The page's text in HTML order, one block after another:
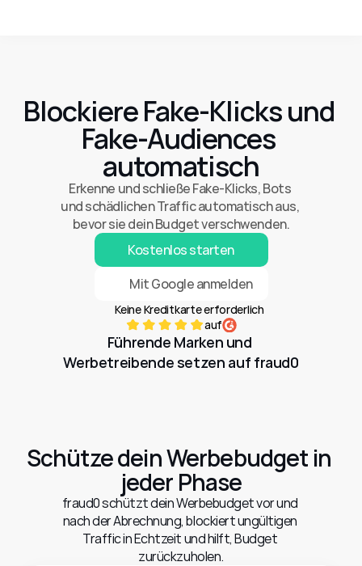
Blockiere Fake-Klicks und
Fake-Audiences
automatisch
Erkenne und schließe Fake-Klicks, Bots
und schädlichen Traffic automatisch aus,
bevor sie dein Budget verschwenden.
Kostenlos starten
Mit Google anmelden
Keine Kreditkarte erforderlich
auf
Führende Marken und
Werbetreibende setzen auf fraud0
Schütze dein Werbebudget in
jeder Phase
fraud0 schützt dein Werbebudget vor und
nach der Abrechnung, blockiert ungültigen
Traffic in Echtzeit und hilft, Budget
zurückzuholen.